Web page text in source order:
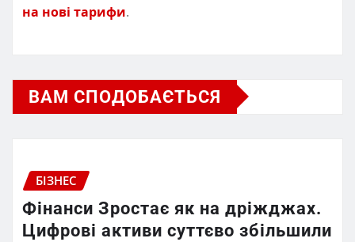
на нові тарифи.
ВАМ СПОДОБАЄТЬСЯ
БІЗНЕС
Фінанси Зростає як на дріжджах.
Цифрові активи суттєво збільшили